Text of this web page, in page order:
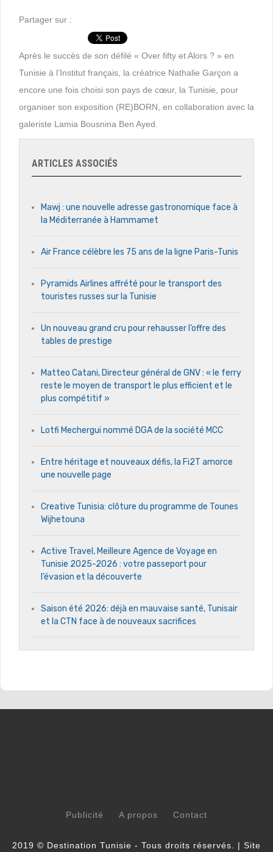
Partager sur :
Après le succès de son défilé « Over fifty et Alors ? » en
Tunisie à l’Institut français, la créatrice Nathalie Garçon a
encore une fois choisi son pays de cœur, la Tunisie, pour
organiser son exposition (RE)BORN, en collaboration avec la
galeriste Lamia Bousnina Ben Ayed.
ARTICLES ASSOCIÉS
Mawj : une nouvelle adresse gastronomique face à
la Méditerranée à Hammamet
Air France célèbre les 75 ans de la ligne Paris-Tunis
Pyramids Airlines affrété pour le transport des
touristes russes sur la Tunisie
Un nouveau grand cru pour rehausser l’offre des
tables de prestige
Matteo Catani, Directeur général de GNV : « le ferry
reste le moyen de transport le plus efficient et le
plus compétitif »
Lotfi Mechergui nommé DGA de la société MCC
Entre héritage et nouveaux défis, la Fi2T amorce
une nouvelle page
Creative Tunisia: clôture du programme de Tounes
Wijhetouna
Active Travel, Meilleure Agence de Voyage en
Tunisie 2025-2026 : votre passeport pour
l’évasion et la découverte
Saison été 2026: déjà en mauvaise santé, Tunisair
et la CTN face à de nouveaux sacrifices
Publicité A propos Contact
2019 © Destination Tunisie - Tous droits réservés. | Site